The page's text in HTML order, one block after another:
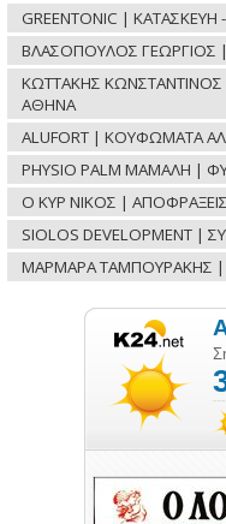
GREENTONIC |
ΒΛΑΣΟΠΟΥΛΟΣ ΓΕΩΡΓΙΟΣ |
ΚΩΤΤΑΚΗΣ
ΑΘΗΝΑ
ALUFORT | ΚΟΥΦΩΜΑΤΑ
PHYSIO PALM ΜΑΜΑΛΗ |
Ο ΚΥΡ ΝΙΚΟΣ |
SIOLOS DEVELOPMENT |
ΜΑΡΜΑΡΑ ΤΑΜΠΟΥΡΑΚΗΣ |